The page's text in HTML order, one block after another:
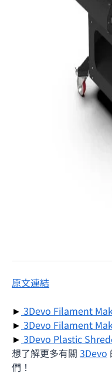
原文連結
► 3Devo Filament
► 3Devo Filament
► 3Devo Plastic
想了解更多有關 3Devo
們！